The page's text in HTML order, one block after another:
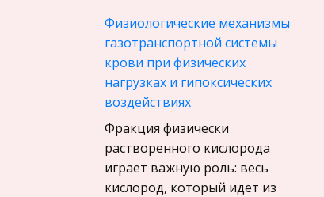
Финансовое право
История государства и
права зарубежных стран
География, Экономическая
география
Физика
Искусство, Культура,
Литература
Физиологические механизмы
газотранспортной системы
крови при физических
нагрузках и гипоксических
воздействиях
Фракция физически
растворенного кислорода
играет важную роль: весь
кислород, который идет из